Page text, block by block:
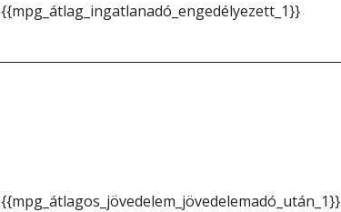
{{mpg_átlag_ingatlanadó_engedélyezett_1}}
{{mpg_átlagos_jövedelem_jövedelemadó_után_1}}